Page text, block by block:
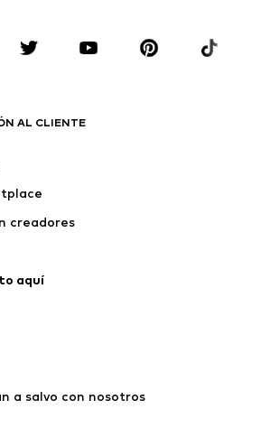
CONVERSE
AL CLIENTE
creadores
aquí
a salvo con nosotros